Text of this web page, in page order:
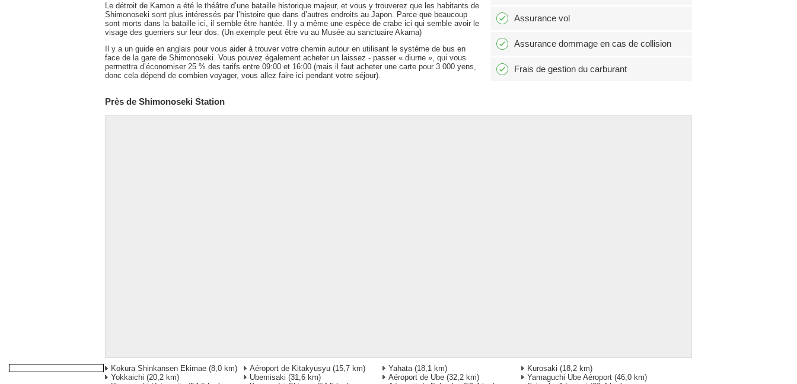
Le détroit de Kamon a été le théâtre d’une bataille historique majeur, et vous y trouverez que les habitants de
Shimonoseki sont plus intéressés par l’histoire que dans d’autres endroits au Japon. Parce que beaucoup
sont morts dans la bataille ici, il semble être hantée. Il y a même une espèce de crabe ici qui semble avoir le
visage des guerriers sur leur dos. (Un exemple peut être vu au Musée au sanctuaire Akama)
Il y a un guide en anglais pour vous aider à trouver votre chemin autour en utilisant le système de bus en
face de la gare de Shimonoseki. Vous pouvez également acheter un laissez - passer « diurne », qui vous
permettra d’économiser 25 % des tarifs entre 09:00 et 16:00 (mais il faut acheter une carte pour 3 000 yens,
donc cela dépend de combien voyager, vous allez faire ici pendant votre séjour).
Assurance vol
Assurance dommage en cas de collision
Frais de gestion du carburant
Près de Shimonoseki Station
Kokura Shinkansen Ekimae (8,0 km) Aéroport de Kitakyusyu (15,7 km) Yahata(18,1 km) Kurosaki (18,2 km)
Yokkaichi (20,2 km) Ubemisaki (31,6 km) Aéroport de Ube (32,2 km) Yamaguchi Ube Aéroport (46,0 km)